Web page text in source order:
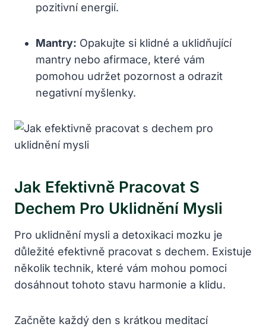
pozitivní energií.
Mantry: Opakujte si klidné a uklidňující
mantry nebo afirmace, které vám
pomohou udržet pozornost a odrazit
negativní myšlenky.
Jak Efektivně Pracovat S
Dechem Pro Uklidnění Mysli
Pro uklidnění mysli a detoxikaci mozku je
důležité efektivně pracovat s dechem. Existuje
několik technik, které vám mohou pomoci
dosáhnout tohoto stavu harmonie a klidu.
Začněte každý den s krátkou meditací